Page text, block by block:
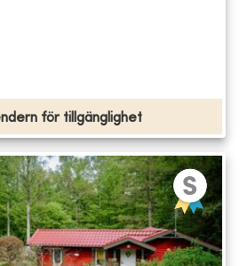
för tillgänglighet